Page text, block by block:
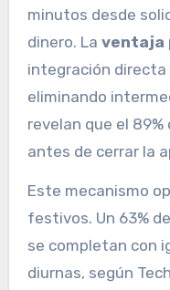
minutos desde
dinero. La ventaja
integración directa
eliminando
revelan que el
antes de cerrar la
Este mecanismo
festivos. Un 63%
se completan con
diurnas, según